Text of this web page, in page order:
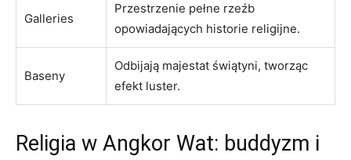
Galleries
Przestrzenie pełne rzeźb
opowiadających historie religijne.
Baseny
Odbijają majestat świątyni, tworząc
efekt luster.
Religia w Angkor Wat: buddyzm i